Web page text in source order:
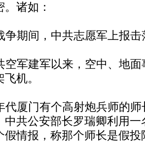
诸如：
期间，中共志愿军上报
军建军以来，空中、地面
机。
厦门有个高射炮兵师的师
中共公安部长罗瑞卿利用
假情报，称那个师长是假